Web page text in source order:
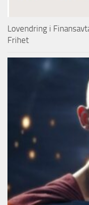
Lovendring i
Frihet